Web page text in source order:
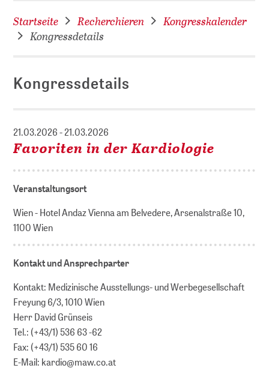
Startseite Recherchieren
Kongresskalender
Kongressdetails
Kongressdetails
21.03.2026 - 21.03.2026
Favoriten in der Kardiologie
Veranstaltungsort
Wien - Hotel Andaz Vienna am Belvedere, Arsenalstraße 10,
1100 Wien
Kontakt und Ansprechparter
Kontakt: Medizinische Ausstellungs- und Werbegesellschaft
Freyung 6/3, 1010 Wien
Herr David Grünseis
Tel.: (+43/1) 536 63 -62
Fax: (+43/1) 535 60 16
E-Mail: kardio@maw.co.at